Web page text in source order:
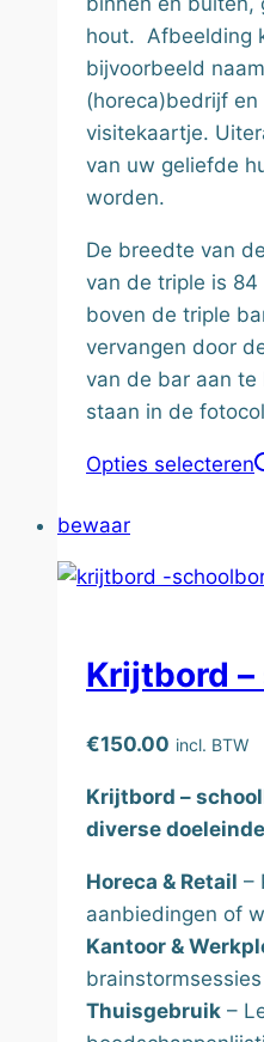
hout. Afbeelding
bijvoorbeeld
(horeca)bedrijf
visitekaartje.
van uw geliefde
worden.
De breedte van
van de triple is
boven de triple
vervangen door
van de bar aan te
staan in de
Opties selecteren
bewaar
Krijtbord
€150.00 incl. BTW
Krijtbord –
diverse
Horeca & Retail –
aanbiedingen of
Kantoor &
Thuisgebruik –